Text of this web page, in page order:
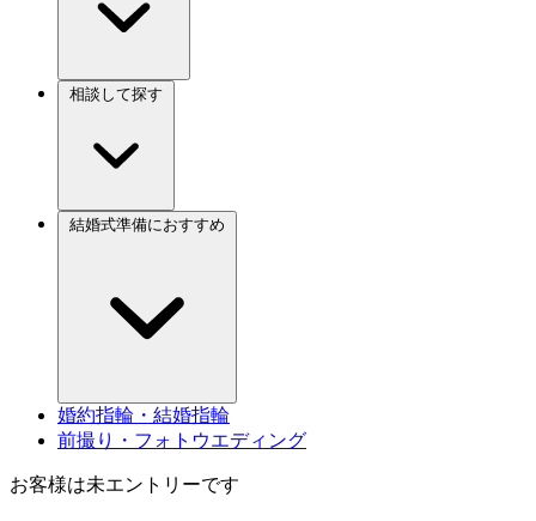
婚約指輪・結婚指輪
前撮り・フォトウエディング
お客様は未エントリーです